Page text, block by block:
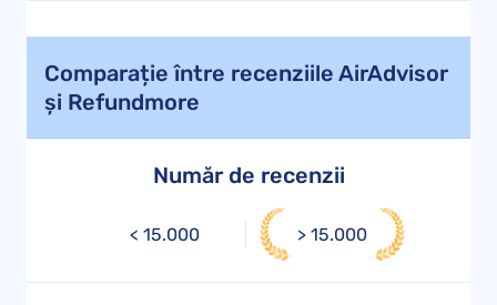
Comparație între recenziile AirAdvisor
și Refundmore
Număr de recenzii
< 15.000 > 15.000